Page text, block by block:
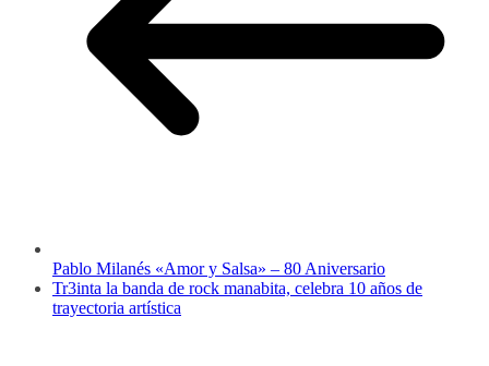
Pablo Milanés «Amor y Salsa» – 80 Aniversario
Tr3inta la banda de rock manabita, celebra 10 años de
trayectoria artística